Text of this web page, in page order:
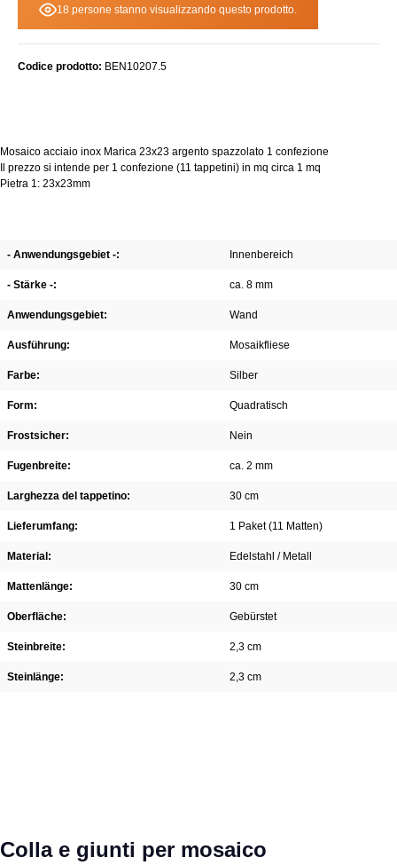
18 persone stanno visualizzando questo prodotto.
Codice prodotto: BEN10207.5
Mosaico acciaio inox Marica 23x23 argento spazzolato 1 confezione
Il prezzo si intende per 1 confezione (11 tappetini) in mq circa 1 mq
Pietra 1: 23x23mm
- Anwendungsgebiet -: Innenbereich
- Stärke -: ca. 8 mm
Anwendungsgebiet: Wand
Ausführung: Mosaikfliese
Farbe: Silber
Form: Quadratisch
Frostsicher: Nein
Fugenbreite: ca. 2 mm
Larghezza del tappetino: 30 cm
Lieferumfang: 1 Paket (11 Matten)
Material: Edelstahl / Metall
Mattenlänge: 30 cm
Oberfläche: Gebürstet
Steinbreite: 2,3 cm
Steinlänge: 2,3 cm
Salta la galleria dei prodotti
Colla e giunti per mosaico